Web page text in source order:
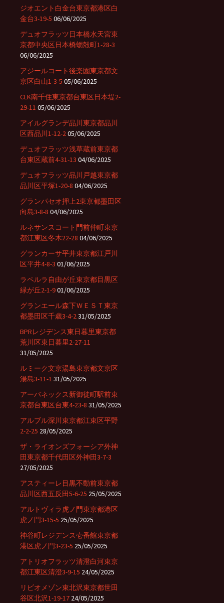
ジオエント白金台東京都港区白
金台3-19-5 06/06/2025
デュオフラッツ日本橋水天宮東
京都中央区日本橋蛎殻町1-28-3
06/06/2025
アジールコート後楽園東京都文
京区白山1-3-5 05/06/2025
CLK南千住東京都台東区日本堤2-
29-11 05/06/2025
アイルグランデ品川東京都品川
区西品川1-12-205/06/2025
デュオフラッツ浅草蔵前東京都
台東区蔵前4-31-13 04/06/2025
デュオフラッツ品川戸越東京都
品川区平塚1-20-8 04/06/2025
グランパセオ押上2東京都墨田区
向島3-8-8 04/06/2025
ルネサンスコート門前仲町東京
都江東区冬木22-28 04/06/2025
グランカーサ平井東京都江戸川
区平井4-8-3 01/06/2025
ラペルラ自由が丘東京都目黒区
緑が丘2-1-901/06/2025
グランエール森下ＷＥＳＴ東京
都墨田区千歳3-4-231/05/2025
BPRレジデンス東日暮里東京都
荒川区東日暮里2-27-11
31/05/2025
ルミーク文京湯島東京都文京区
湯島3-11-1 31/05/2025
アーバネックス新御徒町駅前東
京都台東区台東4-23-8 31/05/2025
アルブル深川東京都江東区平野
2-2-25 28/05/2025
ザ・ライオンズフォーシア外神
田東京都千代田区外神田3-7-3
27/05/2025
アスティーレ目黒不動前東京都
品川区西五反田5-6-25 25/05/2025
アルトヴィラ虎ノ門東京都港区
虎ノ門3-15-5 25/05/2025
神谷町レジデンス壱番館東京都
港区虎ノ門3-23-5 25/05/2025
アトリオフラッツ清澄白河東京
都江東区清澄3-9-15 24/05/2025
リビオメゾン東北沢東京都世田
谷区北沢1-19-17 24/05/2025